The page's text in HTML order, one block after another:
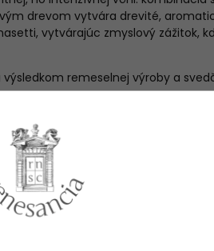
drevom vytvára drevité,
vytvárajúc zmyslový zážitok,
remeselnej výroby a
osviežovače